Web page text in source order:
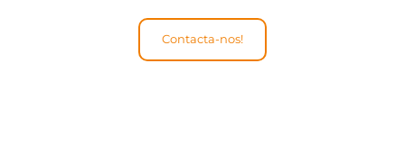
Contacta-nos!